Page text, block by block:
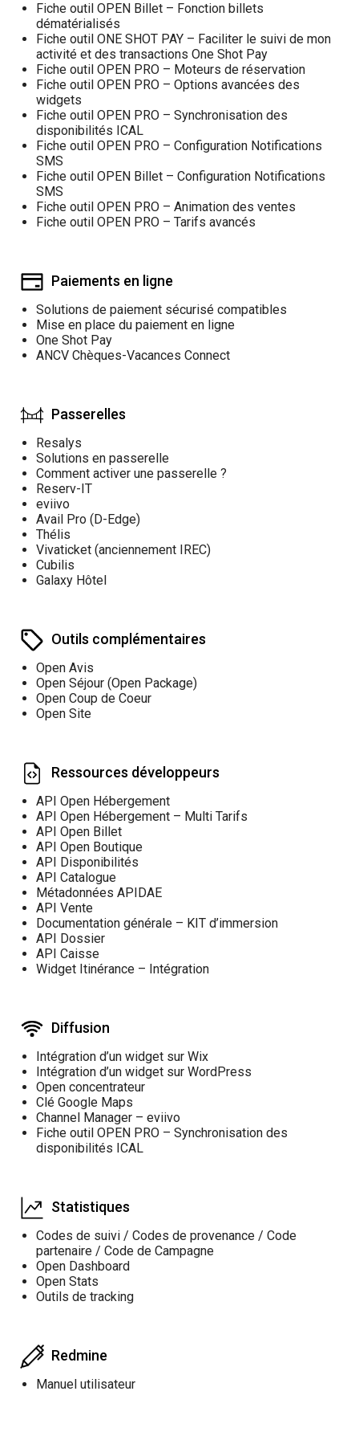
Fiche outil OPEN Billet – Fonction billets
dématérialisés
Fiche outil ONE SHOT PAY – Faciliter le suivi de mon
activité et des transactions One Shot Pay
Fiche outil OPEN PRO – Moteurs de réservation
Fiche outil OPEN PRO – Options avancées des
widgets
Fiche outil OPEN PRO – Synchronisation des
disponibilités ICAL
Fiche outil OPEN PRO – Configuration Notifications
SMS
Fiche outil OPEN Billet – Configuration Notifications
SMS
Fiche outil OPEN PRO – Animation des ventes
Fiche outil OPEN PRO – Tarifs avancés
Paiements en ligne
Solutions de paiement sécurisé compatibles
Mise en place du paiement en ligne
One Shot Pay
ANCV Chèques-Vacances Connect
Passerelles
Resalys
Solutions en passerelle
Comment activer une passerelle ?
Reserv-IT
eviivo
Avail Pro (D-Edge)
Thélis
Vivaticket (anciennement IREC)
Cubilis
Galaxy Hôtel
Outils complémentaires
Open Avis
Open Séjour (Open Package)
Open Coup de Coeur
Open Site
Ressources développeurs
API Open Hébergement
API Open Hébergement – Multi Tarifs
API Open Billet
API Open Boutique
API Disponibilités
API Catalogue
Métadonnées APIDAE
API Vente
Documentation générale – KIT d’immersion
API Dossier
API Caisse
Widget Itinérance – Intégration
Diffusion
Intégration d’un widget sur Wix
Intégration d’un widget sur WordPress
Open concentrateur
Clé Google Maps
Channel Manager – eviivo
Fiche outil OPEN PRO – Synchronisation des
disponibilités ICAL
Statistiques
Codes de suivi / Codes de provenance / Code
partenaire / Code de Campagne
Open Dashboard
Open Stats
Outils de tracking
Redmine
Manuel utilisateur